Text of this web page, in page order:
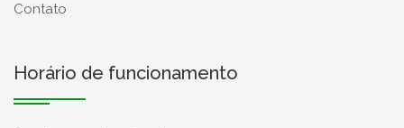
Contato
Horário de funcionamento